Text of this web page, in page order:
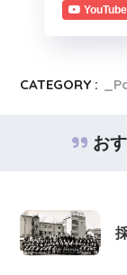
YouTube
CATEGORY :
お